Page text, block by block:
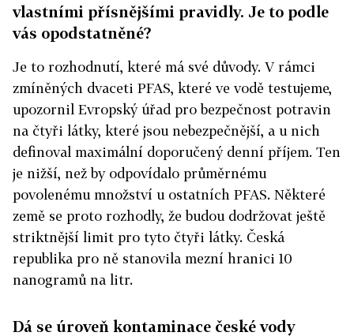
vlastními přísnějšími pravidly. Je to podle
vás opodstatněné?
Je to rozhodnutí, které má své důvody. V rámci
zmíněných dvaceti PFAS, které ve vodě testujeme,
upozornil Evropský úřad pro bezpečnost potravin
na čtyři látky, které jsou nebezpečnější, a u nich
definoval maximální doporučený denní příjem. Ten
je nižší, než by odpovídalo průměrnému
povolenému množství u ostatních PFAS. Některé
země se proto rozhodly, že budou dodržovat ještě
striktnější limit pro tyto čtyři látky. Česká
republika pro ně stanovila mezní hranici 10
nanogramů na litr.
Dá se úroveň kontaminace české vody